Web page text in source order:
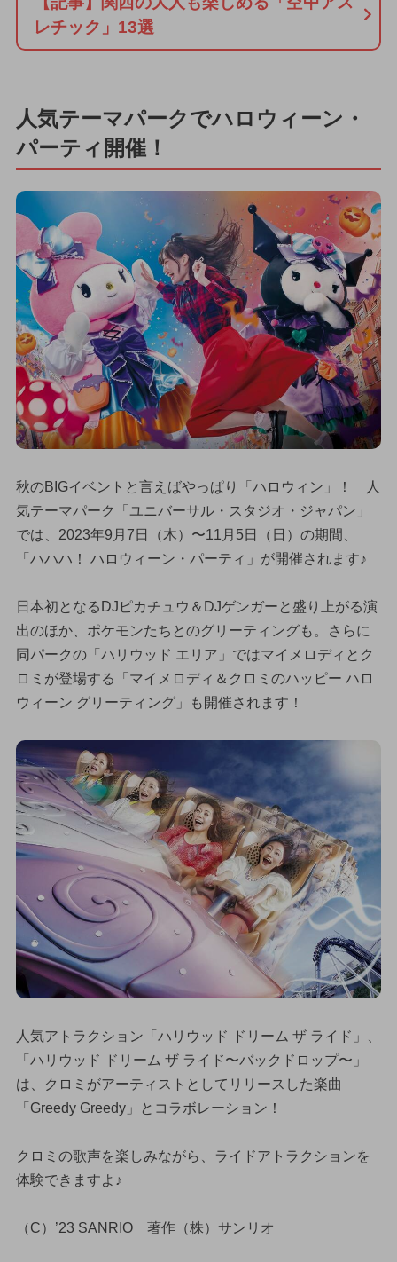
レチック」13選
人気テーマパークでハロウィーン・
パーティ開催！
秋のBIGイベントと言えばやっぱり「ハロウィン」！ 人
気テーマパーク「ユニバーサル・スタジオ・ジャパン」
では、2023年9月7日（木）〜11月5日（日）の期間、
「ハハハ！ ハロウィーン・パーティ」が開催されます♪
日本初となるDJピカチュウ＆DJゲンガーと盛り上がる演
出のほか、ポケモンたちとのグリーティングも。さらに
同パークの「ハリウッド エリア」ではマイメロディとク
ロミが登場する「マイメロディ＆クロミのハッピー ハロ
ウィーン グリーティング」も開催されます！
人気アトラクション「ハリウッド ドリーム ザ ライド」、
「ハリウッド ドリーム ザ ライド〜バックドロップ〜」
は、クロミがアーティストとしてリリースした楽曲
「Greedy Greedy」とコラボレーション！
クロミの歌声を楽しみながら、ライドアトラクションを
体験できますよ♪
（C）’23 SANRIO 著作（株）サンリオ